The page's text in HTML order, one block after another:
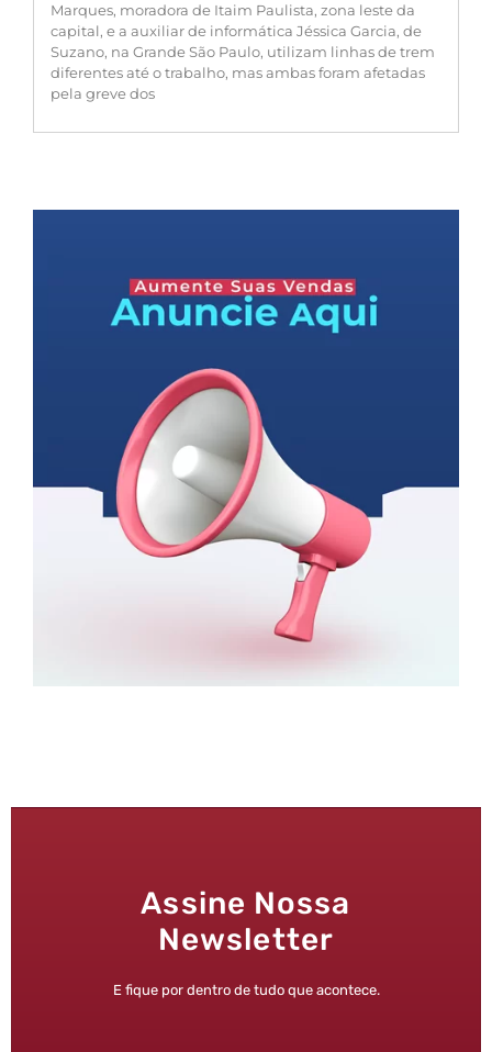
Marques, moradora de Itaim Paulista, zona leste da
capital, e a auxiliar de informática Jéssica Garcia, de
Suzano, na Grande São Paulo, utilizam linhas de trem
diferentes até o trabalho, mas ambas foram afetadas
pela greve dos
Assine Nossa
Newsletter
E fique por dentro de tudo que acontece.